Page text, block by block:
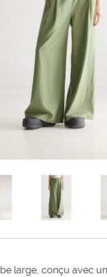
large, conçu avec